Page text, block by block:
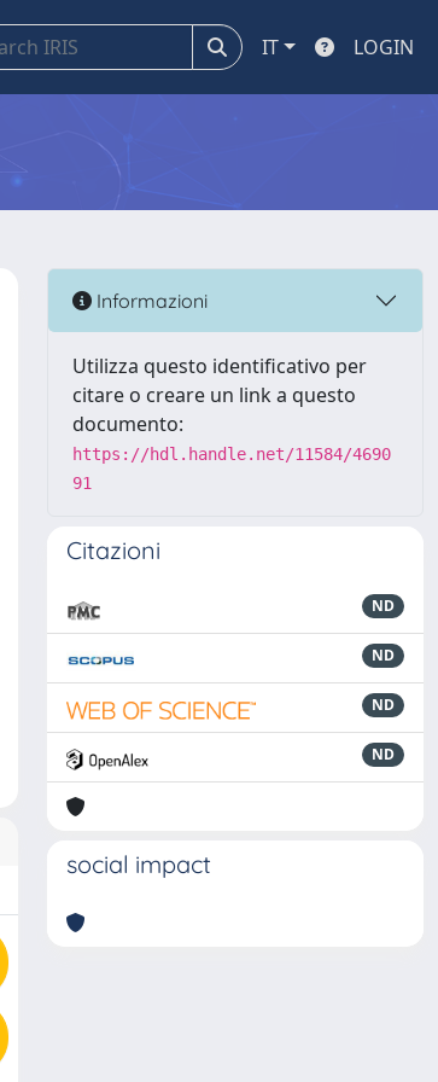
IT LOGIN
Informazioni
Utilizza questo identificativo per
citare o creare un link a questo
documento:
https://hdl.handle.net/11584/4690
91
Citazioni
ND
ND
ND
ND
social impact